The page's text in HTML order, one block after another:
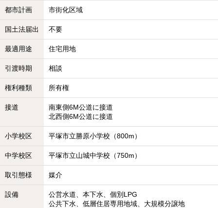
都市計画 市街化区域
国土法届出 不要
最適用途 住宅用地
引渡時期 相談
権利種類 所有権
接道
南東側6M公道に接道
北西側6M公道に接道
小学校区 平塚市立勝原小学校（800m）
中学校区 平塚市立山城中学校（750m）
取引態様 媒介
設備
公営水道、本下水、個別LPG
公共下水、低層住居専用地域、大規模分譲地